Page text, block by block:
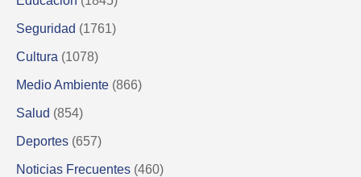
Seguridad (1761)
Cultura (1078)
Medio Ambiente (866)
Salud (854)
Deportes (657)
Noticias Frecuentes (460)